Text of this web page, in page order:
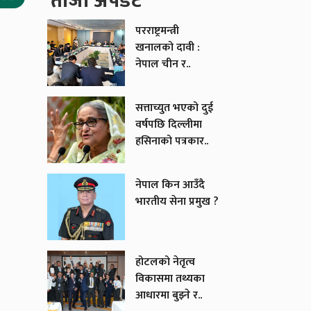
परराष्ट्रमन्त्री
खनालको दावी :
नेपाल चीन र..
सत्ताच्युत भएको दुई
वर्षपछि दिल्लीमा
हसिनाको पत्रकार..
नेपाल किन आउँदै
भारतीय सेना प्रमुख ?
होटलको नेतृत्व
विकासमा तथ्यका
आधारमा बुझ्ने र..